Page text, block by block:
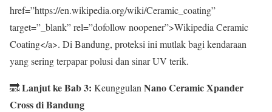
href=”https://en.wikipedia.org/wiki/Ceramic_coating”
target=”_blank” rel=”dofollow noopener”>Wikipedia Ceramic
Coating</a>. Di Bandung, proteksi ini mutlak bagi kendaraan
yang sering terpapar polusi dan sinar UV terik.
🔜Lanjut ke Bab 3: Keunggulan Nano Ceramic Xpander
Cross di Bandung